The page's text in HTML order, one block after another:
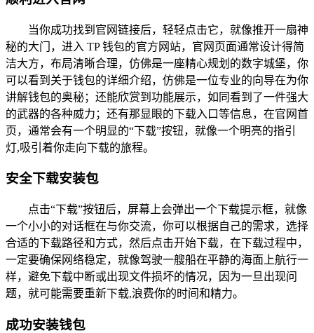
当你成功找到官网链接后，轻轻点击它，就像推开一扇神
秘的大门，进入 TP 钱包的官方网站，官网页面通常设计得简
洁大方，布局清晰合理，仿佛是一座精心规划的数字城堡，你
可以看到关于钱包的详细介绍，仿佛是一位专业的向导在为你
讲解钱包的奥秘；还能欣赏到功能展示，如同看到了一件强大
的武器的各种威力；还有那显眼的下载入口等信息，在官网首
页，通常会有一个明显的“下载”按钮，就像一个明亮的指引
灯,吸引着你走向下载的旅程。
安全下载安装包
点击“下载”按钮后，屏幕上会弹出一个下载提示框，就像
一个小小的对话框在与你交流，你可以根据自己的需求，选择
合适的下载路径和方式，然后点击开始下载，在下载过程中，
一定要确保网络稳定，就像驾驶一艘船在平静的海面上航行一
样，避免下载中断或出现文件损坏的情况，因为一旦出现问
题，就可能需要重新下载,浪费你的时间和精力。
成功安装钱包